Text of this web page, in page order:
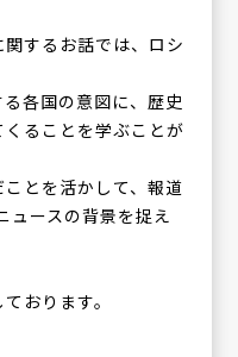
するお話では、ロシ
各国の意図に、歴史
ることを学ぶことが
とを活かして、報道
ュースの背景を捉え
おります。